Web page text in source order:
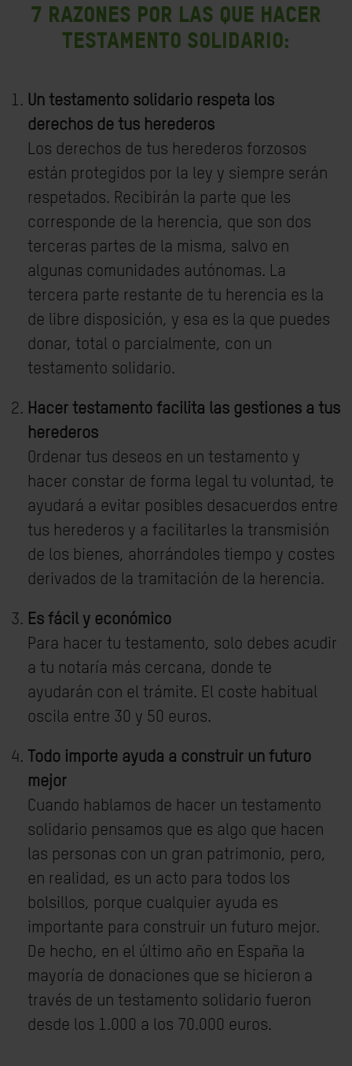
7 razones por las que hacer
testamento solidario:
Un testamento solidario respeta los
derechos de tus herederos
Los derechos de tus herederos forzosos
están protegidos por la ley y siempre serán
respetados. Recibirán la parte que les
corresponde de la herencia, que son dos
terceras partes de la misma, salvo en
algunas comunidades autónomas. La
tercera parte restante de tu herencia es la
de libre disposición, y esa es la que puedes
donar, total o parcialmente, con un
testamento solidario.
Hacer testamento facilita las gestiones a tus
herederos
Ordenar tus deseos en un testamento y
hacer constar de forma legal tu voluntad, te
ayudará a evitar posibles desacuerdos entre
tus herederos y a facilitarles la transmisión
de los bienes, ahorrándoles tiempo y costes
derivados de la tramitación de la herencia.
Es fácil y económico
Para hacer tu testamento, solo debes acudir
a tu notaría más cercana, donde te
ayudarán con el trámite. El coste habitual
oscila entre 30 y 50 euros.
Todo importe ayuda a construir un futuro
mejor
Cuando hablamos de hacer un testamento
solidario pensamos que es algo que hacen
las personas con un gran patrimonio, pero,
en realidad, es un acto para todos los
bolsillos, porque cualquier ayuda es
importante para construir un futuro mejor.
De hecho, en el último año en España la
mayoría de donaciones que se hicieron a
través de un testamento solidario fueron
desde los 1.000 a los 70.000 euros.